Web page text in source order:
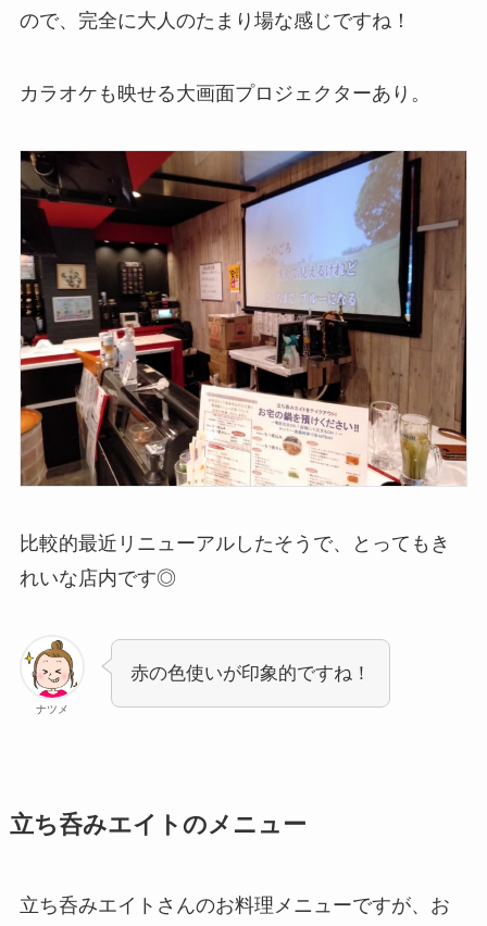
ので、完全に大人のたまり場な感じですね！
カラオケも映せる大画面プロジェクターあり。
比較的最近リニューアルしたそうで、とってもき
れいな店内です◎
ナツメ
赤の色使いが印象的ですね！
立ち呑みエイトのメニュー
立ち呑みエイトさんのお料理メニューですが、お